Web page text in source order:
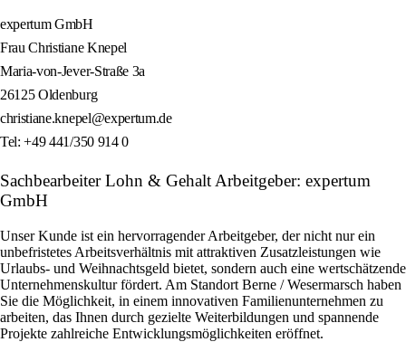
expertum GmbH
Frau Christiane Knepel
Maria-von-Jever-Straße 3a
26125 Oldenburg
christiane.knepel@expertum.de
Tel: +49 441/350 914 0
Sachbearbeiter Lohn & Gehalt Arbeitgeber: expertum
GmbH
Unser Kunde ist ein hervorragender Arbeitgeber, der nicht nur ein
unbefristetes Arbeitsverhältnis mit attraktiven Zusatzleistungen wie
Urlaubs- und Weihnachtsgeld bietet, sondern auch eine wertschätzende
Unternehmenskultur fördert. Am Standort Berne / Wesermarsch haben
Sie die Möglichkeit, in einem innovativen Familienunternehmen zu
arbeiten, das Ihnen durch gezielte Weiterbildungen und spannende
Projekte zahlreiche Entwicklungsmöglichkeiten eröffnet.